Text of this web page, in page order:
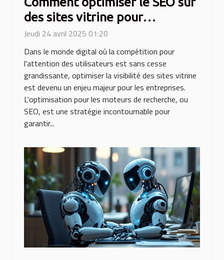
des sites vitrine pour
augmenter leur visibilité
Jeudi 24 avril 2025 01:20
Dans le monde digital où la compétition pour
l'attention des utilisateurs est sans cesse
grandissante, optimiser la visibilité des sites vitrine
est devenu un enjeu majeur pour les entreprises.
L'optimisation pour les moteurs de recherche, ou
SEO, est une stratégie incontournable pour
garantir...